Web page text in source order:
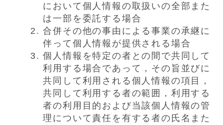
において個人情報の取扱いの全部また
は一部を委託する場合
合併その他の事由による事業の承継に
伴って個人情報が提供される場合
個人情報を特定の者との間で共同して
利用する場合であって，その旨並びに
共同して利用される個人情報の項目，
共同して利用する者の範囲，利用する
者の利用目的および当該個人情報の管
理について責任を有する者の氏名また